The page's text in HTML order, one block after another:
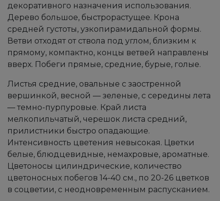
декоративного назначения использования.
Дерево большое, быстрорастущее. Крона
средней густоты, узкопирамидальной формы.
Ветви отходят от ствола под углом, близким к
прямому, компактно, концы ветвей направлены
вверх. Побеги прямые, средние, бурые, голые.
Листья средние, овальные с заостренной
вершинкой, весной — зеленые, с середины лета
— темно-пурпуровые. Край листа
мелкопильчатый, черешок листа средний,
прилистники быстро опадающие.
Интенсивность цветения невысокая. Цветки
белые, блюдцевидные, немахровые, ароматные.
Цветоносы цилиндрические, количество
цветоносных побегов 14-40 см., по 20-26 цветков
в соцветии, с неодновременным распусканием.